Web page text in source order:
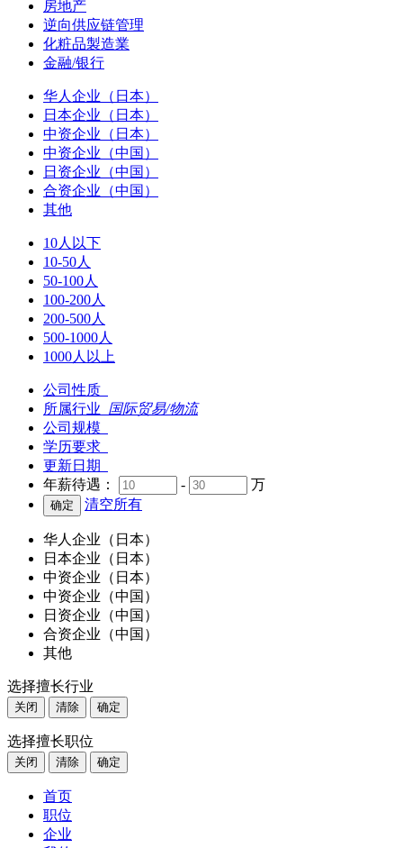
房地产
逆向供应链管理
化粧品製造業
金融/银行
华人企业（日本）
日本企业（日本）
中资企业（日本）
中资企业（中国）
日资企业（中国）
合资企业（中国）
其他
10人以下
10-50人
50-100人
100-200人
200-500人
500-1000人
1000人以上
公司性质
所属行业 国际贸易/物流
公司规模
学历要求
更新日期
年薪待遇：
-
万
清空所有
华人企业（日本）
日本企业（日本）
中资企业（日本）
中资企业（中国）
日资企业（中国）
合资企业（中国）
其他
选择擅长行业
关闭 清除 确定
选择擅长职位
关闭 清除 确定
首页
职位
企业